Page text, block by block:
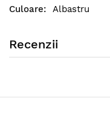
Albastru
Recenzii